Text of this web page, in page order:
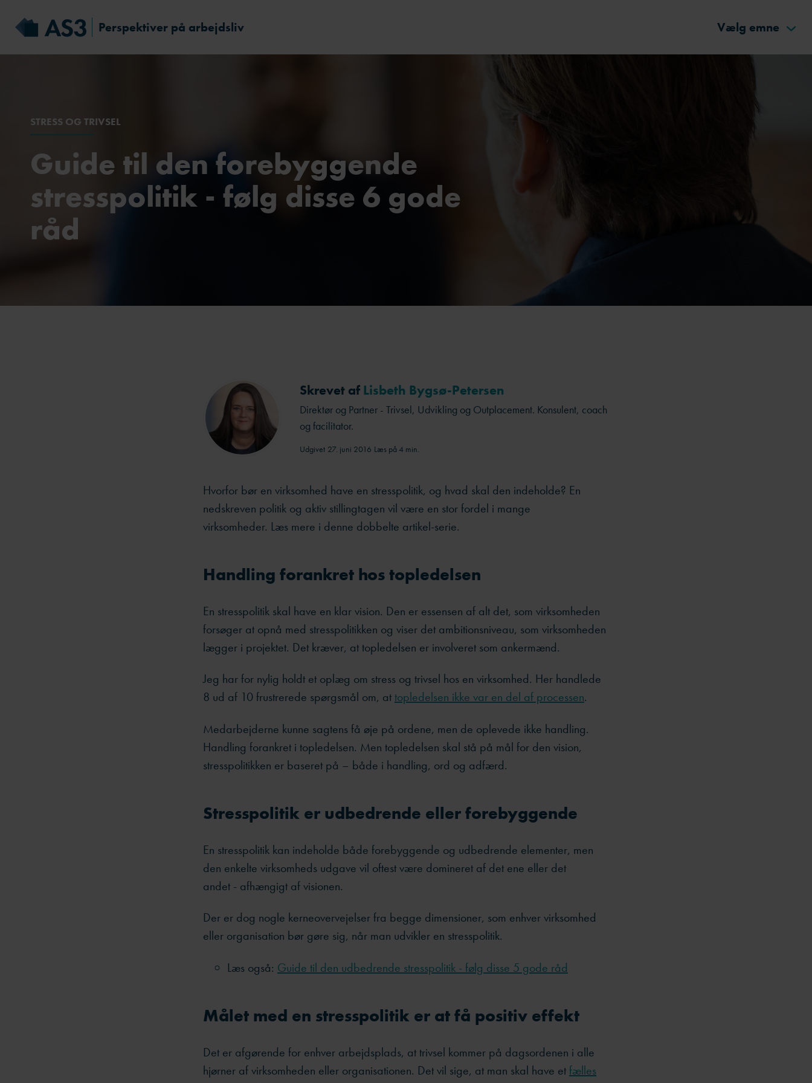
Perspektiver på arbejdsliv Vælg emne
STRESS OG TRIVSEL
Guide til den forebyggende
stresspolitik - følg disse 6 gode
råd
Skrevet af Lisbeth Bygsø-Petersen
Direktør og Partner - Trivsel, Udvikling og Outplacement. Konsulent, coach
og facilitator.
Udgivet 27. juni 2016 Læs på 4 min.
Hvorfor bør en virksomhed have en stresspolitik, og hvad skal den indeholde? En
nedskreven politik og aktiv stillingtagen vil være en stor fordel i mange
virksomheder. Læs mere i denne dobbelte artikel-serie.
Handling forankret hos topledelsen
En stresspolitik skal have en klar vision. Den er essensen af alt det, som virksomheden
forsøger at opnå med stresspolitikken og viser det ambitionsniveau, som virksomheden
lægger i projektet. Det kræver, at topledelsen er involveret som ankermænd.
Jeg har for nylig holdt et oplæg om stress og trivsel hos en virksomhed. Her handlede
8 ud af 10 frustrerede spørgsmål om, attopledelsen ikke var en del af processen.
Medarbejderne kunne sagtens få øje på ordene, men de oplevede ikke handling.
Handling forankret i topledelsen. Men topledelsen skal stå på mål for den vision,
stresspolitikken er baseret på – både i handling, ord og adfærd.
Stresspolitik er udbedrende eller forebyggende
En stresspolitik kan indeholde både forebyggende og udbedrende elementer, men
den enkelte virksomheds udgave vil oftest være domineret af det ene eller det
andet - afhængigt af visionen.
Der er dog nogle kerneovervejelser fra begge dimensioner, som enhver virksomhed
eller organisation bør gøre sig, når man udvikler en stresspolitik.
Læs også: Guide til den udbedrende stresspolitik - følg disse 5 gode råd
Målet med en stresspolitik er at få positiv effekt
Det er afgørende for enhver arbejdsplads, at trivsel kommer på dagsordenen i alle
hjørner af virksomheden eller organisationen. Det vil sige, at man skal have etfælles